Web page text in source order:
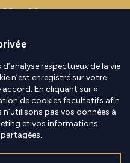
|Politique de